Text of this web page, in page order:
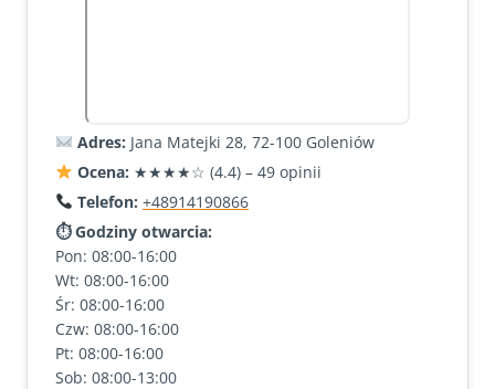
Adres: Jana Matejki 28, 72-100 Goleniów
Ocena: ★★★★☆ (4.4) – 49 opinii
Telefon: +48914190866
⏱ Godziny otwarcia:
Pon: 08:00-16:00
Wt: 08:00-16:00
Śr: 08:00-16:00
Czw: 08:00-16:00
Pt: 08:00-16:00
Sob: 08:00-13:00